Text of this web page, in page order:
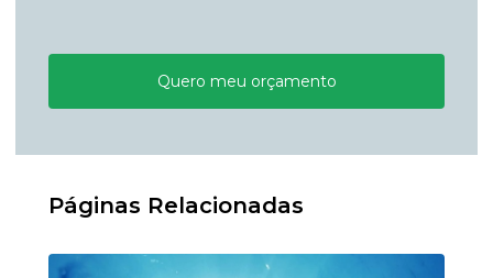
Quero meu orçamento
Páginas Relacionadas